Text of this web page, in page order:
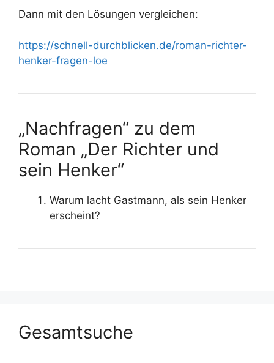
Dann mit den Lösungen vergleichen:
https://schnell-durchblicken.de/roman-richter-
henker-fragen-loe
„Nachfragen“ zu dem
Roman „Der Richter und
sein Henker“
Warum lacht Gastmann, als sein Henker
erscheint?
Gesamtsuche